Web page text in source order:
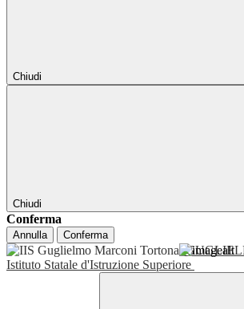
Chiudi
Chiudi
Conferma
Annulla Conferma
Istituto Statale d'Istruzione Superiore